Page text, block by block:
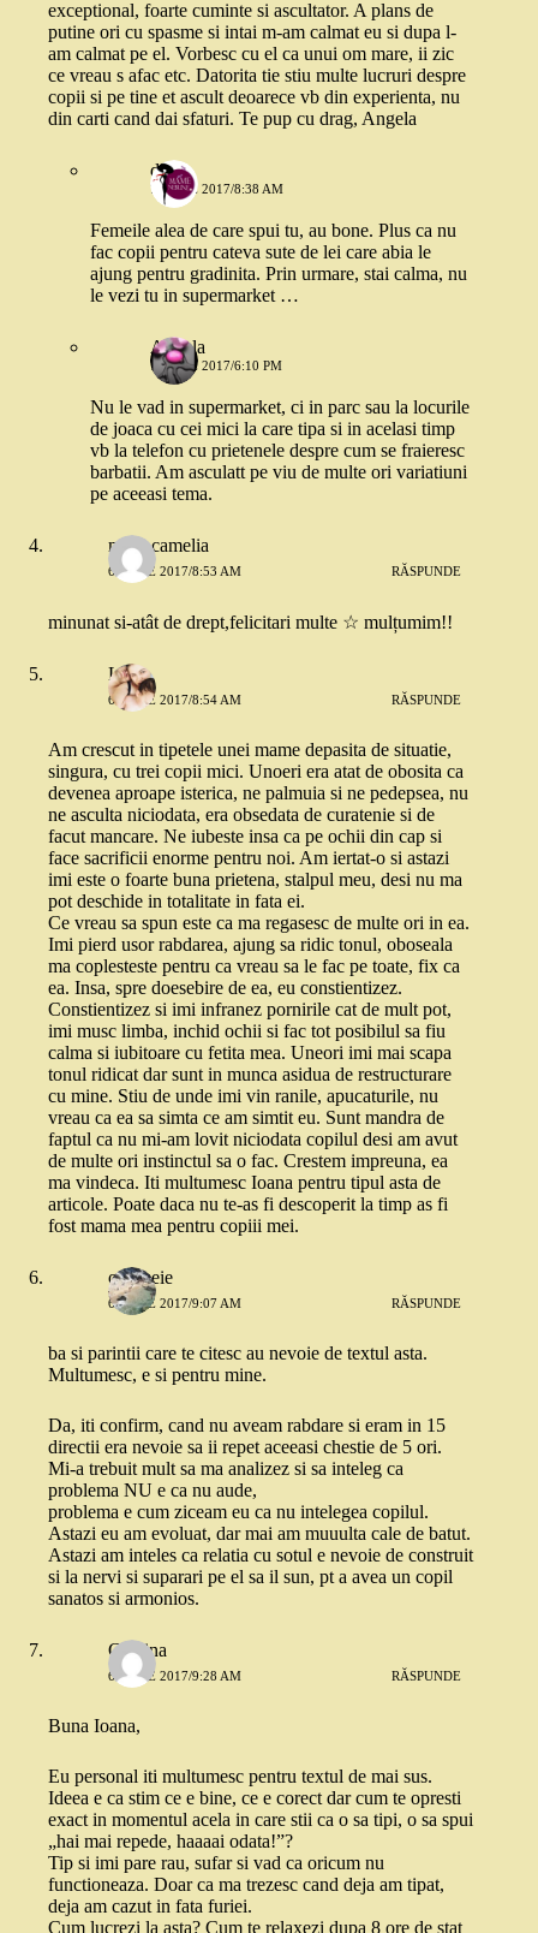
exceptional, foarte cuminte si ascultator. A plans de
putine ori cu spasme si intai m-am calmat eu si dupa l-
am calmat pe el. Vorbesc cu el ca unui om mare, ii zic
ce vreau s afac etc. Datorita tie stiu multe lucruri despre
copii si pe tine et ascult deoarece vb din experienta, nu
din carti cand dai sfaturi. Te pup cu drag, Angela
diana
7 IUNIE 2017/8:38 AM
Femeile alea de care spui tu, au bone. Plus ca nu
fac copii pentru cateva sute de lei care abia le
ajung pentru gradinita. Prin urmare, stai calma, nu
le vezi tu in supermarket …
Angela
7 IUNIE 2017/6:10 PM
Nu le vad in supermarket, ci in parc sau la locurile
de joaca cu cei mici la care tipa si in acelasi timp
vb la telefon cu prietenele despre cum se fraieresc
barbatii. Am asculatt pe viu de multe ori variatiuni
pe aceeasi tema.
mitre camelia
6 IUNIE 2017/8:53 AM RĂSPUNDE
minunat si-atât de drept,felicitari multe ☆ mulțumim!!
Lavi
6 IUNIE 2017/8:54 AM RĂSPUNDE
Am crescut in tipetele unei mame depasita de situatie,
singura, cu trei copii mici. Unoeri era atat de obosita ca
devenea aproape isterica, ne palmuia si ne pedepsea, nu
ne asculta niciodata, era obsedata de curatenie si de
facut mancare. Ne iubeste insa ca pe ochii din cap si
face sacrificii enorme pentru noi. Am iertat-o si astazi
imi este o foarte buna prietena, stalpul meu, desi nu ma
pot deschide in totalitate in fata ei.
Ce vreau sa spun este ca ma regasesc de multe ori in ea.
Imi pierd usor rabdarea, ajung sa ridic tonul, oboseala
ma coplesteste pentru ca vreau sa le fac pe toate, fix ca
ea. Insa, spre doesebire de ea, eu constientizez.
Constientizez si imi infranez pornirile cat de mult pot,
imi musc limba, inchid ochii si fac tot posibilul sa fiu
calma si iubitoare cu fetita mea. Uneori imi mai scapa
tonul ridicat dar sunt in munca asidua de restructurare
cu mine. Stiu de unde imi vin ranile, apucaturile, nu
vreau ca ea sa simta ce am simtit eu. Sunt mandra de
faptul ca nu mi-am lovit niciodata copilul desi am avut
de multe ori instinctul sa o fac. Crestem impreuna, ea
ma vindeca. Iti multumesc Ioana pentru tipul asta de
articole. Poate daca nu te-as fi descoperit la timp as fi
fost mama mea pentru copiii mei.
o femeie
6 IUNIE 2017/9:07 AM RĂSPUNDE
ba si parintii care te citesc au nevoie de textul asta.
Multumesc, e si pentru mine.
Da, iti confirm, cand nu aveam rabdare si eram in 15
directii era nevoie sa ii repet aceeasi chestie de 5 ori.
Mi-a trebuit mult sa ma analizez si sa inteleg ca
problema NU e ca nu aude,
problema e cum ziceam eu ca nu intelegea copilul.
Astazi eu am evoluat, dar mai am muuulta cale de batut.
Astazi am inteles ca relatia cu sotul e nevoie de construit
si la nervi si suparari pe el sa il sun, pt a avea un copil
sanatos si armonios.
Cristina
6 IUNIE 2017/9:28 AM RĂSPUNDE
Buna Ioana,
Eu personal iti multumesc pentru textul de mai sus.
Ideea e ca stim ce e bine, ce e corect dar cum te opresti
exact in momentul acela in care stii ca o sa tipi, o sa spui
„hai mai repede, haaaai odata!”?
Tip si imi pare rau, sufar si vad ca oricum nu
functioneaza. Doar ca ma trezesc cand deja am tipat,
deja am cazut in fata furiei.
Cum lucrezi la asta? Cum te relaxezi dupa 8 ore de stat